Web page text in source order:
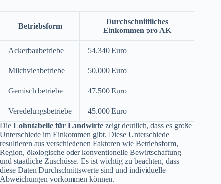
Betriebsform
Durchschnittliches
Einkommen pro AK
Ackerbaubetriebe 54.340 Euro
Milchviehbetriebe 50.000 Euro
Gemischtbetriebe 47.500 Euro
Veredelungsbetriebe
45.000 Euro
Die Lohntabelle für Landwirte zeigt deutlich, dass es große
Unterschiede im Einkommen gibt. Diese Unterschiede
resultieren aus verschiedenen Faktoren wie Betriebsform,
Region, ökologische oder konventionelle Bewirtschaftung
und staatliche Zuschüsse. Es ist wichtig zu beachten, dass
diese Daten Durchschnittswerte sind und individuelle
Abweichungen vorkommen können.